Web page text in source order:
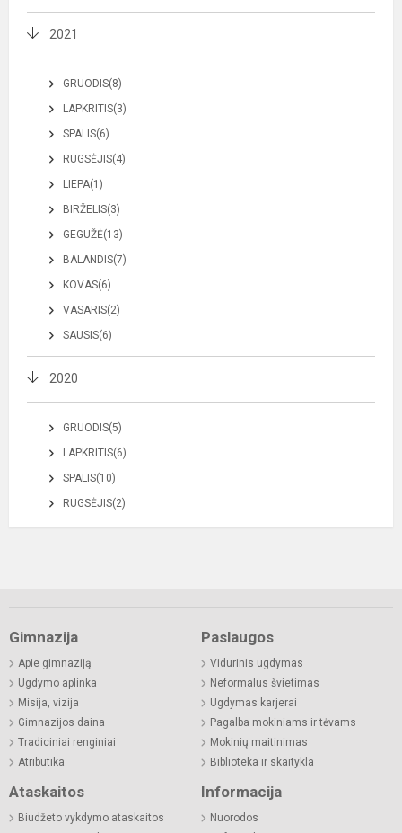
2021
GRUODIS(8)
LAPKRITIS(3)
SPALIS(6)
RUGSĖJIS(4)
LIEPA(1)
BIRŽELIS(3)
GEGUŽĖ(13)
BALANDIS(7)
KOVAS(6)
VASARIS(2)
SAUSIS(6)
2020
GRUODIS(5)
LAPKRITIS(6)
SPALIS(10)
RUGSĖJIS(2)
Gimnazija
Apie gimnaziją
Ugdymo aplinka
Misija, vizija
Gimnazijos daina
Tradiciniai renginiai
Atributika
Paslaugos
Vidurinis ugdymas
Neformalus švietimas
Ugdymas karjerai
Pagalba mokiniams ir tėvams
Mokinių maitinimas
Biblioteka ir skaitykla
Ataskaitos
Biudžeto vykdymo ataskaitos
Informacija
Nuorodos